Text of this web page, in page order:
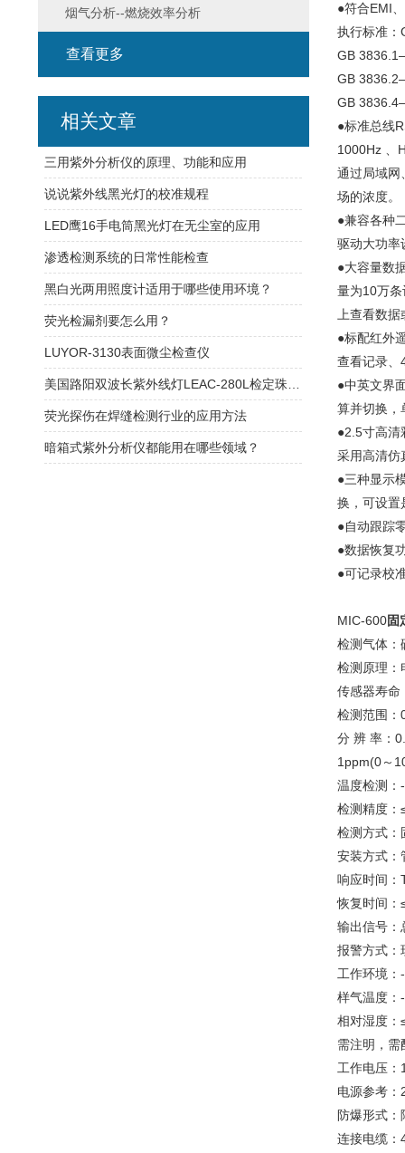
●符合EMI
执行标准：
GB
GB
GB
●标准总线
1000Hz 、
通过局域网
场的浓度。
●兼容各种
驱动大功率
●大容量数
量为10万
上查看数
●标配红外
查看记录、
●中英文界
算并切换，
●2.5寸高清
采用高清仿
●三种显示
换，可设置
●自动跟踪
●数据恢复
●可记录校
MIC-600固
检测气体：
检测原理：
传感器寿命
检测范围：
分 辨 率：
1ppm(0～
温度检测
检测精度：
检测方式：
安装方式：
响应时间：
恢复时间：
输出信号：
报警方式：
工作环境
样气温度
相对湿度：
需注明，需
工作电压：
电源参考：
防爆形式：
连接电缆：
烟气分析--燃烧效率分析
查看更多
相关文章
三用紫外分析仪的原理、功能和应用
说说紫外线黑光灯的校准规程
LED鹰16手电筒黑光灯在无尘室的应用
渗透检测系统的日常性能检查
黑白光两用照度计适用于哪些使用环境？
荧光检漏剂要怎么用？
LUYOR-3130表面微尘检查仪
荧光探伤在焊缝检测行业的应用方法
暗箱式紫外分析仪都能用在哪些领域？